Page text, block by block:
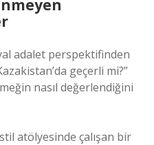
adalet perspektifinden
geçerli mi?”
nasıl değerlendiğini
atölyesinde çalışan bir